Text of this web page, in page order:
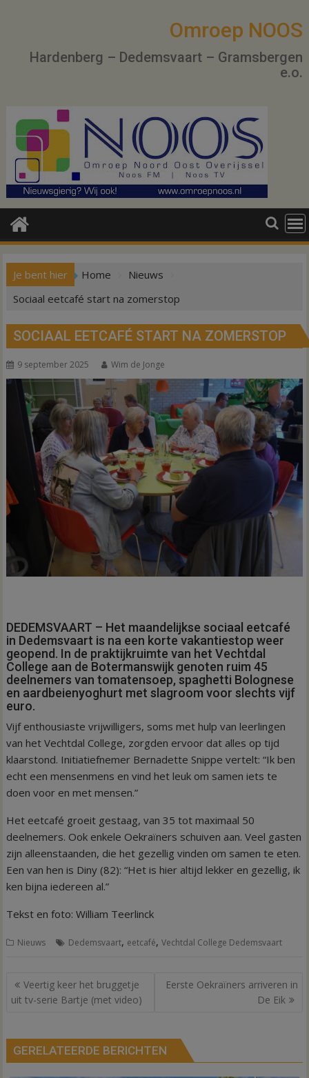
Omroep NOOS
Hardenberg – Dedemsvaart – Gramsbergen
e.o.
Je bent hier Home
Nieuws
Sociaal eetcafé start na zomerstop
SOCIAAL EETCAFÉ START NA ZOMERSTOP
9 september 2025 Wim de Jonge
DEDEMSVAART – Het maandelijkse sociaal eetcafé
in Dedemsvaart is na een korte vakantiestop weer
geopend. In de praktijkruimte van het Vechtdal
College aan de Botermanswijk genoten ruim 45
deelnemers van tomatensoep, spaghetti Bolognese
en aardbeienyoghurt met slagroom voor slechts vijf
euro.
Vijf enthousiaste vrijwilligers, soms met hulp van leerlingen
van het Vechtdal College, zorgden ervoor dat alles op tijd
klaarstond. Initiatiefnemer Bernadette Snippe vertelt: “Ik ben
echt een mensenmens en vind het leuk om samen iets te
doen voor en met mensen.”
Het eetcafé groeit gestaag, van 35 tot maximaal 50
deelnemers. Ook enkele Oekraïners schuiven aan. Veel gasten
zijn alleenstaanden, die het gezellig vinden om samen te eten.
Een van hen is Diny (82): “Het is hier altijd lekker en gezellig, ik
ken bijna iedereen al.”
Tekst en foto: William Teerlinck
Nieuws Dedemsvaart, eetcafé,Vechtdal College Dedemsvaart
Bericht
navigatie
Veertig keer het bruggetje
uit tv-serie Bartje (met video)
Eerste Oekraïners arriveren in
De Eik
GERELATEERDE BERICHTEN